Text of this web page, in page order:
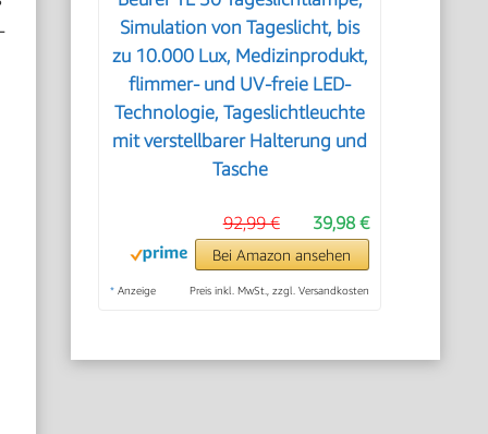
Simulation von Tageslicht, bis
zu 10.000 Lux, Medizinprodukt,
flimmer- und UV-freie LED-
Technologie, Tageslichtleuchte
mit verstellbarer Halterung und
Tasche
39,98 €
92,99 €
Bei Amazon ansehen
* Anzeige Preis inkl. MwSt., zzgl. Versandkosten